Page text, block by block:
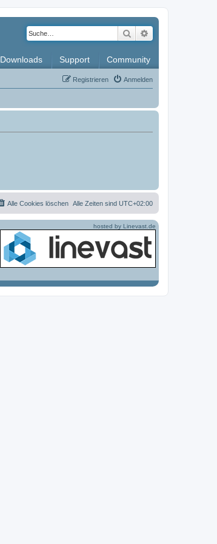
Suche
Downloads Support Community
Anmelden
Registrieren
Alle Zeiten sind UTC+02:00
Alle Cookies löschen
hosted by Linevast.de